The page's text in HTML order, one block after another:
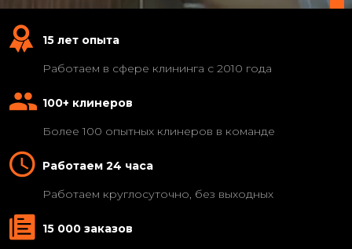
15 лет опыта
Работаем в сфере клининга с 2010 года
100+ клинеров
Более 100 опытных клинеров в команде
Работаем 24 часа
Работаем круглосуточно, без выходных
15 000 заказов